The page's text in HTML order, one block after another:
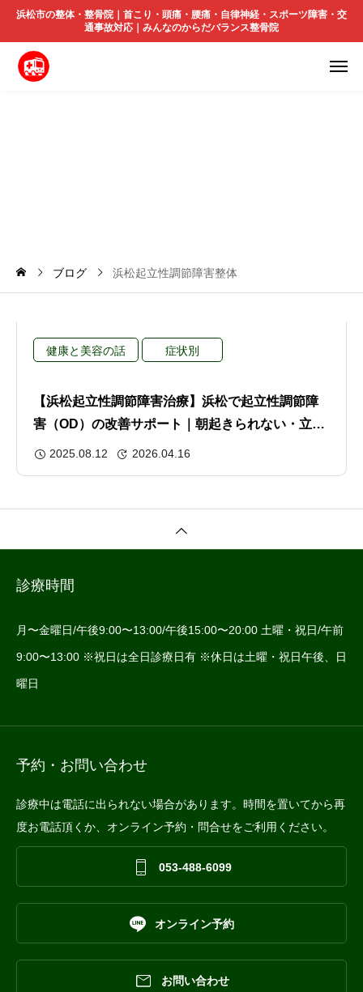
浜松市の整体・整骨院｜首こり・頭痛・腰痛・自律神経・スポーツ障害・交
通事故対応｜みんなのからだバランス整骨院
ブログ 浜松起立性調節障害整体
健康と美容の話 症状別
【浜松起立性調節障害治療】浜松で起立性調節障
害（OD）の改善サポート｜朝起きられない・立ち
くらみ・頭痛に
2025.08.12 2026.04.16
診療時間
月〜金曜日/午後9:00〜13:00/午後15:00〜20:00 土曜・祝日/午前
9:00〜13:00 ※祝日は全日診療日有 ※休日は土曜・祝日午後、日
曜日
予約・お問い合わせ
診療中は電話に出られない場合があります。時間を置いてから再
度お電話頂くか、オンライン予約・問合せをご利用ください。
 053-488-6099
 オンライン予約
 お問い合わせ